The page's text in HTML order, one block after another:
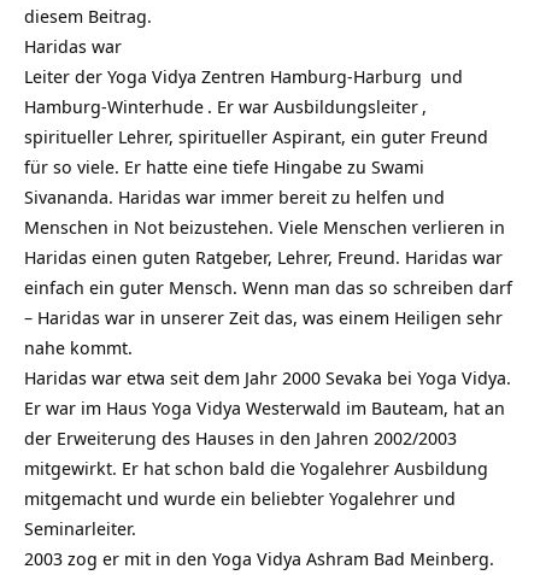
diesem Beitrag.
Haridas war
Leiter der Yoga Vidya Zentren Hamburg-Harburg und
Hamburg-Winterhude . Er war Ausbildungsleiter ,
spiritueller Lehrer, spiritueller Aspirant, ein guter Freund
für so viele. Er hatte eine tiefe Hingabe zu Swami
Sivananda. Haridas war immer bereit zu helfen und
Menschen in Not beizustehen. Viele Menschen verlieren in
Haridas einen guten Ratgeber, Lehrer, Freund. Haridas war
einfach ein guter Mensch. Wenn man das so schreiben darf
– Haridas war in unserer Zeit das, was einem Heiligen sehr
nahe kommt.
Haridas war etwa seit dem Jahr 2000 Sevaka bei Yoga Vidya.
Er war im Haus Yoga Vidya Westerwald im Bauteam, hat an
der Erweiterung des Hauses in den Jahren 2002/2003
mitgewirkt. Er hat schon bald die Yogalehrer Ausbildung
mitgemacht und wurde ein beliebter Yogalehrer und
Seminarleiter.
2003 zog er mit in den Yoga Vidya Ashram Bad Meinberg.